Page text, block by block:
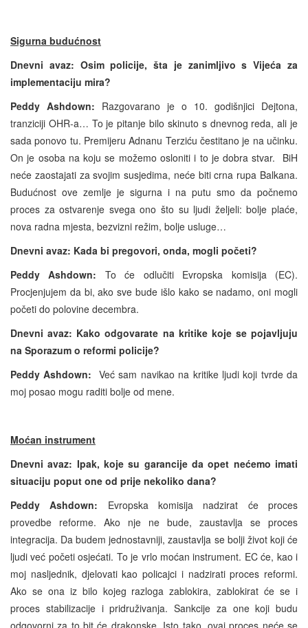
Sigurna budućnost
Dnevni avaz: Osim policije, šta je zanimljivo s Vijeća za
implementaciju mira?
Peddy Ashdown: Razgovarano je o 10. godišnjici Dejtona,
tranziciji OHR-a… To je pitanje bilo skinuto s dnevnog reda, ali je
sada ponovo tu. Premijeru Adnanu Terziću čestitano je na učinku.
On je osoba na koju se možemo osloniti i to je dobra stvar. BiH
neće zaostajati za svojim susjedima, neće biti crna rupa Balkana.
Budućnost ove zemlje je sigurna i na putu smo da počnemo
proces za ostvarenje svega ono što su ljudi željeli: bolje plaće,
nova radna mjesta, bezvizni režim, bolje usluge…
Dnevni avaz: Kada bi pregovori, onda, mogli početi?
Peddy Ashdown: To će odlučiti Evropska komisija (EC).
Procjenjujem da bi, ako sve bude išlo kako se nadamo, oni mogli
početi do polovine decembra.
Dnevni avaz: Kako odgovarate na kritike koje se pojavljuju
na Sporazum o reformi policije?
Peddy Ashdown: Već sam navikao na kritike ljudi koji tvrde da
moj posao mogu raditi bolje od mene.
Moćan instrument
Dnevni avaz: Ipak, koje su garancije da opet nećemo imati
situaciju poput one od prije nekoliko dana?
Peddy Ashdown: Evropska komisija nadzirat će proces
provedbe reforme. Ako nje ne bude, zaustavlja se proces
integracija. Da budem jednostavniji, zaustavlja se bolji život koji će
ljudi već početi osjećati. To je vrlo moćan instrument. EC će, kao i
moj nasljednik, djelovati kao policajci i nadzirati proces reformi.
Ako se ona iz bilo kojeg razloga zablokira, zablokirat će se i
proces stabilizacije i pridruživanja. Sankcije za one koji budu
odgovorni za to bit će drakonske. Isto tako, ovaj proces neće se